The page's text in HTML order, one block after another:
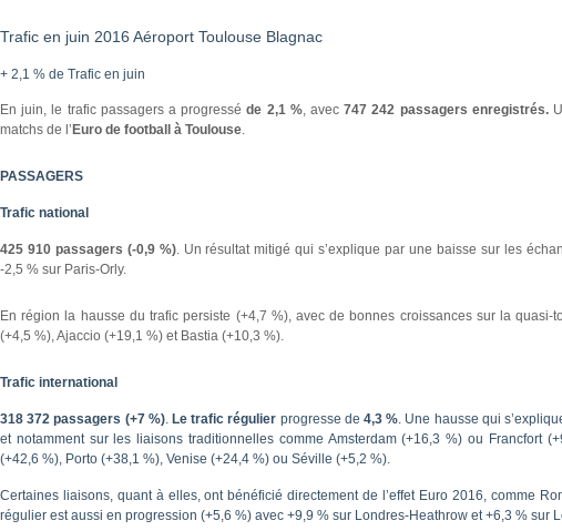
Trafic en juin 2016 Aéroport Toulouse Blagnac
+ 2,1 % de Trafic en juin
En juin, le trafic passagers a progressé de 2,1 %, avec 747 242 passagers enregistrés.
matchs de l’ Euro de football à Toulouse.
PASSAGERS
Trafic national
425 910 passagers (-0,9 %). Un résultat mitigé qui s’explique par une baisse sur les
-2,5 % sur Paris-Orly.
En région la hausse du trafic persiste (+4,7 %), avec de bonnes croissances sur la
(+4,5 %), Ajaccio (+19,1 %) et Bastia (+10,3 %).
Trafic international
318 372 passagers (+7 %). Le trafic régulier progresse de 4,3 %. Une hausse qui
et notamment sur les liaisons traditionnelles comme Amsterdam (+16,3 %) ou Francfort
(+42,6 %), Porto (+38,1 %), Venise (+24,4 %) ou Séville (+5,2 %).
Certaines liaisons, quant à elles, ont bénéficié directement de l’effet Euro 2016, comme
régulier est aussi en progression (+5,6 %) avec +9,9 % sur Londres-Heathrow et +6,3 % sur